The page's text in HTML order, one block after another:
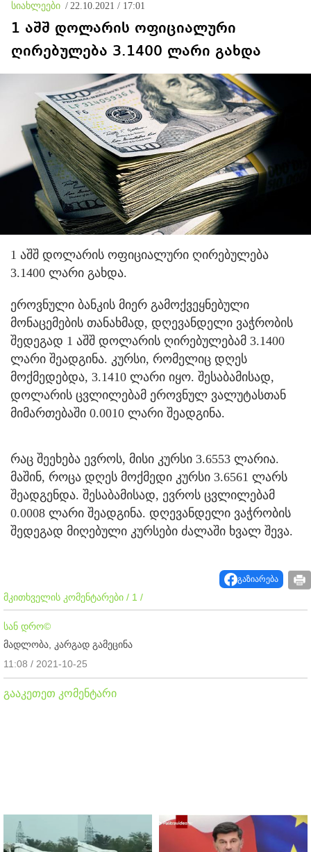
სიახლეები / 22.10.2021 / 17:01
1 აშშ დოლარის ოფიციალური
ღირებულება 3.1400 ლარი გახდა
1 აშშ დოლარის ოფიციალური ღირებულება
3.1400 ლარი გახდა.
ეროვნული ბანკის მიერ გამოქვეყნებული
მონაცემების თანახმად, დღევანდელი ვაჭრობის
შედეგად 1 აშშ დოლარის ღირებულებამ 3.1400
ლარი შეადგინა. კურსი, რომელიც დღეს
მოქმედებდა, 3.1410 ლარი იყო. შესაბამისად,
დოლარის ცვლილებამ ეროვნულ ვალუტასთან
მიმართებაში 0.0010 ლარი შეადგინა.
რაც შეეხება ევროს, მისი კურსი 3.6553 ლარია.
მაშინ, როცა დღეს მოქმედი კურსი 3.6561 ლარს
შეადგენდა. შესაბამისად, ევროს ცვლილებამ
0.0008 ლარი შეადგინა. დღევანდელი ვაჭრობის
შედეგად მიღებული კურსები ძალაში ხვალ შევა.
გაზიარება
მკითხველის კომენტარები / 1 /
სან დრო©
მადლობა, კარგად გამეცინა
11:08 / 2021-10-25
გააკეთეთ კომენტარი